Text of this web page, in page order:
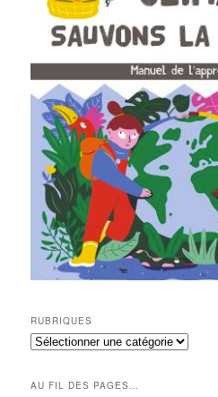
RUBRIQUES
RUBRIQUES
AU FIL DES PAGES…